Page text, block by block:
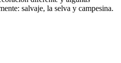
salvaje, la selva y campesina.